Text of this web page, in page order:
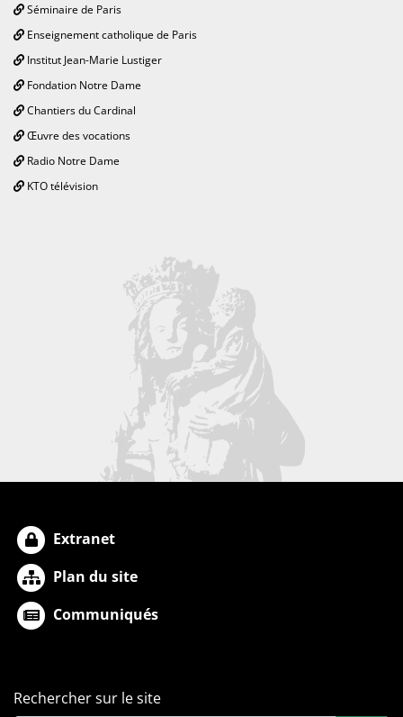
Séminaire de Paris
Enseignement catholique de Paris
Institut Jean-Marie Lustiger
Fondation Notre Dame
Chantiers du Cardinal
Œuvre des vocations
Radio Notre Dame
KTO télévision
Extranet
Plan du site
Communiqués
Rechercher sur le site